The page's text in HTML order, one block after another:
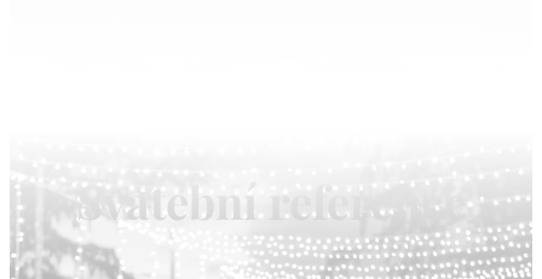
Svatební reference